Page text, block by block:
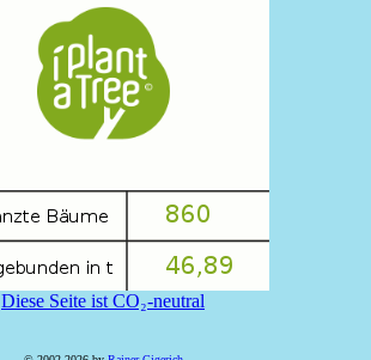
Diese Seite ist CO₂-neutral